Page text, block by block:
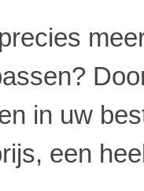
in uw
een